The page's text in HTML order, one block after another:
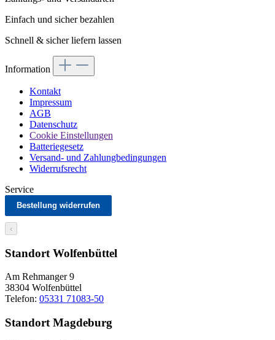
Einfach und sicher bezahlen
Schnell & sicher liefern lassen
Information
Kontakt
Impressum
AGB
Datenschutz
Cookie Einstellungen
Batteriegesetz
Versand- und Zahlungbedingungen
Widerrufsrecht
Service
Bestellung widerrufen
‹
Standort Wolfenbüttel
Am Rehmanger 9
38304 Wolfenbüttel
Telefon: 05331 71083-50
Standort Magdeburg